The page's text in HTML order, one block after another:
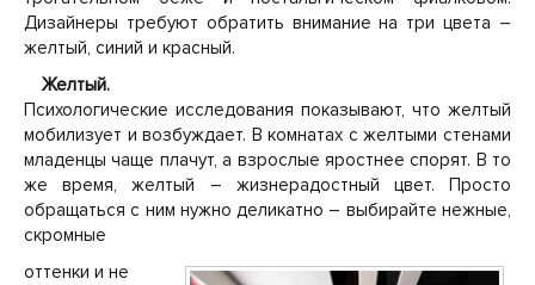
Дизайнеры требуют обратить внимание на три цвета –
желтый, синий и красный.
Желтый.
Психологические исследования показывают, что желтый
мобилизует и возбуждает. В комнатах с желтыми стенами
младенцы чаще плачут, а взрослые яростнее спорят. В то
же время, желтый – жизнерадостный цвет. Просто
обращаться с ним нужно деликатно – выбирайте нежные,
скромные
оттенки и не